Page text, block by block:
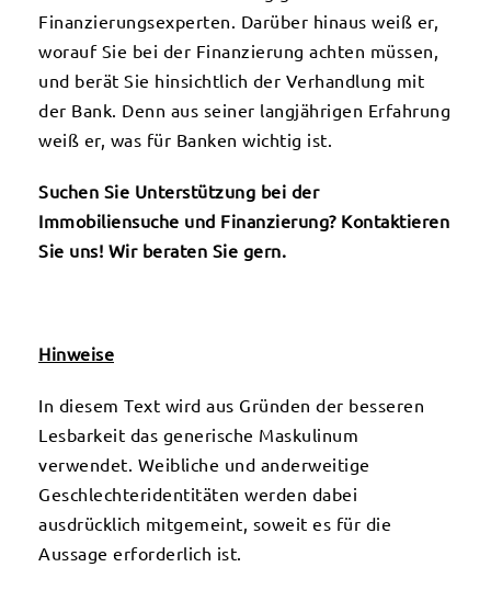
Finanzierungsexperten. Darüber hinaus weiß er,
worauf Sie bei der Finanzierung achten müssen,
und berät Sie hinsichtlich der Verhandlung mit
der Bank. Denn aus seiner langjährigen Erfahrung
weiß er, was für Banken wichtig ist.
Suchen Sie Unterstützung bei der
Immobiliensuche und Finanzierung? Kontaktieren
Sie uns! Wir beraten Sie gern.
Hinweise
In diesem Text wird aus Gründen der besseren
Lesbarkeit das generische Maskulinum
verwendet. Weibliche und anderweitige
Geschlechteridentitäten werden dabei
ausdrücklich mitgemeint, soweit es für die
Aussage erforderlich ist.